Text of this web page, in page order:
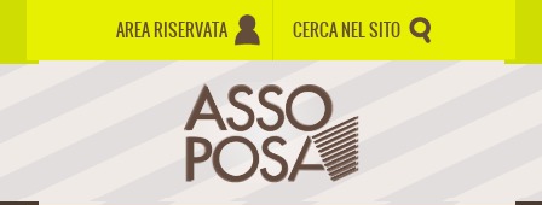
AREA RISERVATA CERCA NEL SITO